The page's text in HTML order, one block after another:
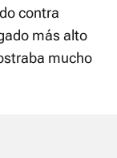
contra
más alto
mucho